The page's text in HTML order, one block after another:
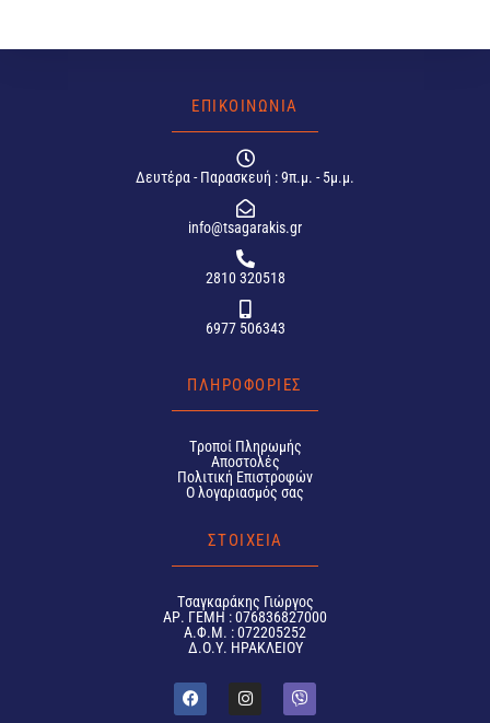
ΕΠΙΚΟΙΝΩΝΙΑ
Δευτέρα - Παρασκευή : 9π.μ. - 5μ.μ.
info@tsagarakis.gr
2810 320518
6977 506343
ΠΛΗΡΟΦΟΡΙΕΣ
Tροποί Πληρωμής
Αποστολές
Πολιτική Επιστροφών
Ο λογαριασμός σας
ΣΤΟΙΧΕΙΑ
Tσαγκαράκης Γιώργος
ΑΡ. ΓΕΜΗ : 076836827000
Α.Φ.Μ. : 072205252
Δ.Ο.Υ. ΗΡΑΚΛΕΙΟΥ